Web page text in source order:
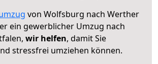
von Wolfsburg nach Werther
ein gewerblicher Umzug nach
wir helfen, damit Sie
stressfrei umziehen können.